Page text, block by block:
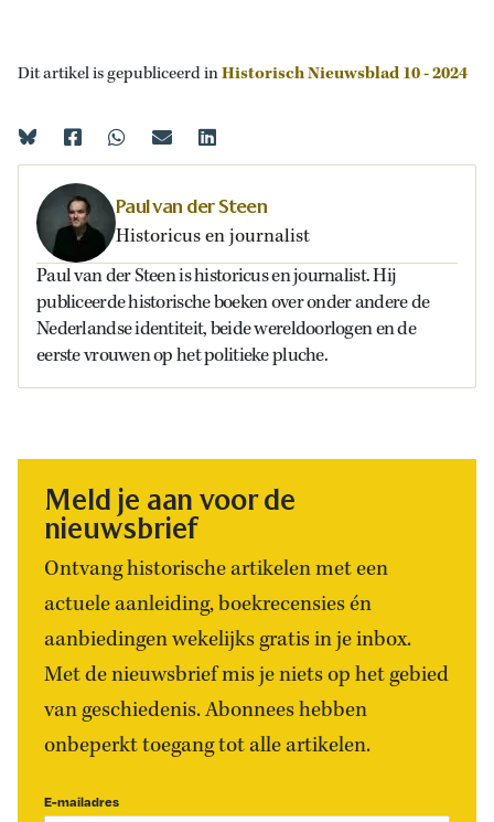
Dit artikel is gepubliceerd inHistorisch Nieuwsblad 10 - 2024
Paul van der Steen
Historicus en journalist
Paul van der Steen is historicus en journalist. Hij
publiceerde historische boeken over onder andere de
Nederlandse identiteit, beide wereldoorlogen en de
eerste vrouwen op het politieke pluche.
Meld je aan voor de
nieuwsbrief
Ontvang historische artikelen met een
actuele aanleiding, boekrecensies én
aanbiedingen wekelijks gratis in je inbox.
Met de nieuwsbrief mis je niets op het gebied
van geschiedenis. Abonnees hebben
onbeperkt toegang tot alle artikelen.
E-mailadres